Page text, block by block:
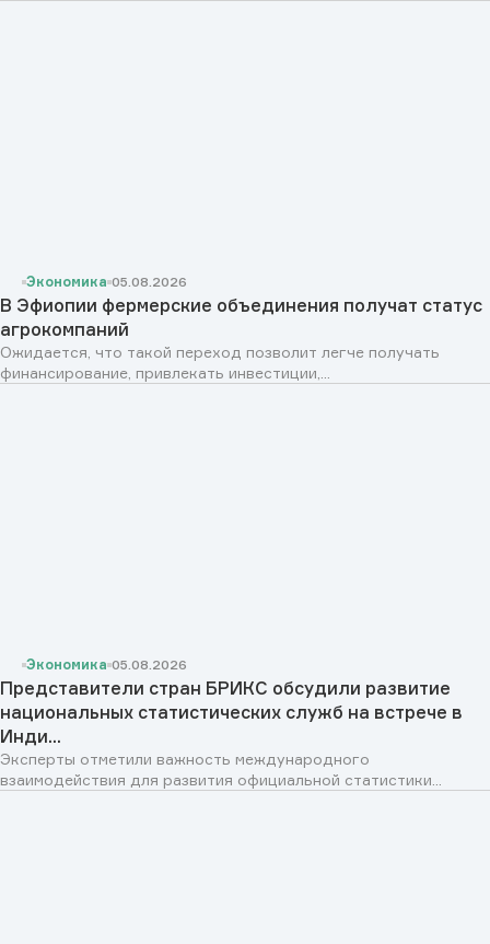
Экономика 05.08.2026
В Эфиопии фермерские объединения получат статус
агрокомпаний
Ожидается, что такой переход позволит легче получать
финансирование, привлекать инвестиции,...
Экономика 05.08.2026
Представители стран БРИКС обсудили развитие
национальных статистических служб на встрече в
Инди...
Эксперты отметили важность международного
взаимодействия для развития официальной статистики...